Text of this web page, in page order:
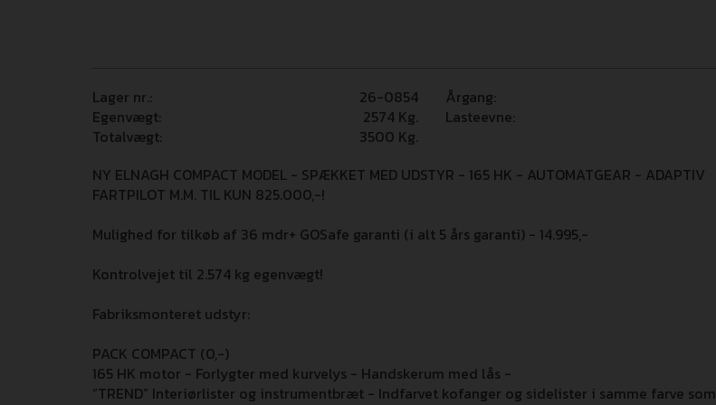
Lager nr.: 26-0854 Årgang:
Egenvægt:
2574 Kg. Lasteevne:
Totalvægt:
3500 Kg.
NY ELNAGH COMPACT MODEL - SPÆKKET MED UDSTYR - 165 HK - AUTOMATGEAR - ADAPTIV
FARTPILOT M.M. TIL KUN 825.000,-!
Mulighed for tilkøb af 36 mdr+ GOSafe garanti (i alt 5 års garanti) - 14.995,-
Kontrolvejet til 2.574 kg egenvægt!
Fabriksmonteret udstyr:
PACK COMPACT (0,-)
165 HK motor - Forlygter med kurvelys - Handskerum med lås -
”TREND” Interiørlister og instrumentbræt - Indfarvet kofanger og sidelister i samme farve som